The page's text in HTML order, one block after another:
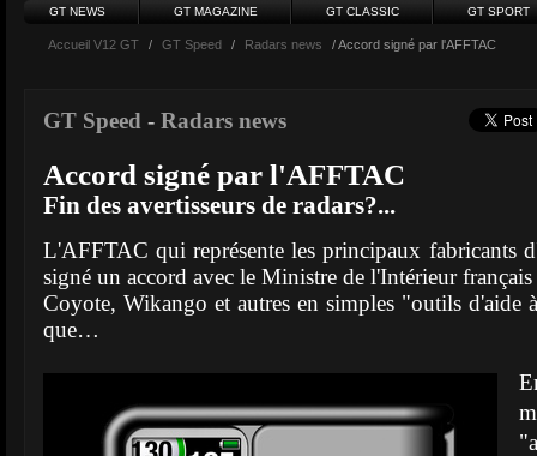
GT NEWS GT MAGAZINE GT CLASSIC GT SPORT
Accueil V12 GT / GT Speed / Radars news / Accord signé par l'AFFTAC
GT Speed - Radars news
Accord signé par l'AFFTAC
Fin des avertisseurs de radars?...
L'AFFTAC qui représente les principaux fabricants
signé un accord avec le Ministre de l'Intérieur
Coyote, Wikango et autres en simples "outils d'aide
que…